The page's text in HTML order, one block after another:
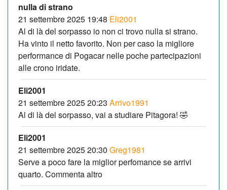
nulla di strano
21 settembre 2025 19:48 Eli2001
Al di là del sorpasso io non ci trovo nulla si strano.
Ha vinto il netto favorito. Non per caso la migliore
performance di Pogacar nelle poche partecipazioni
alle crono iridate.
Eli2001
21 settembre 2025 20:23 Arrivo1991
Al di là del sorpasso, vai a studiare Pitagora! 🤣
Eli2001
21 settembre 2025 20:30 Greg1981
Serve a poco fare la miglior perfomance se arrivi
quarto. Commenta altro